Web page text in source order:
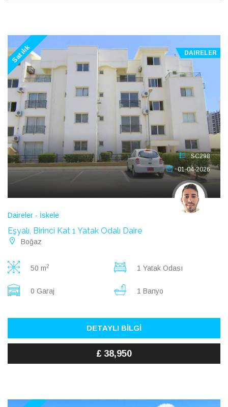
Satılık DAIRELER
SC298
01-04-2026
Daireler - İskele
Eşyalı, Birinci Kat 1 Yatak Odalı Daire
Boğaz
50 m2 1 Yatak Odası
0 Garaj 1 Banyo
DETAYLI BİLGİ
£ 38,950